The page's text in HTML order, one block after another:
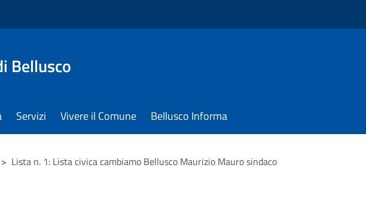
Bellusco
Servizi Vivere il Comune Bellusco Informa
> Lista n. 1: Lista civica cambiamo Bellusco Maurizio Mauro sindaco